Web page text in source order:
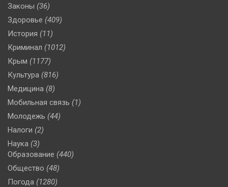
Законы (36)
Здоровье (409)
История (11)
Криминал (1012)
Крым (1177)
Культура (816)
Медицина (8)
Мобильная связь (1)
Молодежь (44)
Налоги (2)
Наука (3)
Образование (440)
Общество (48)
Погода (1280)